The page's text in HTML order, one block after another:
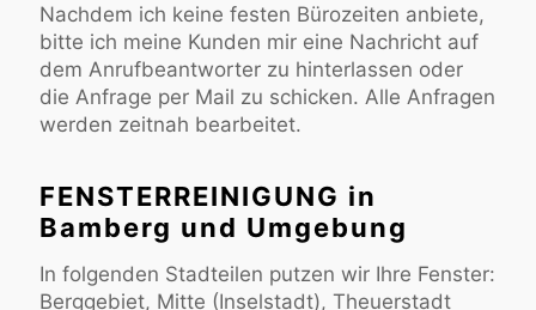
Nachdem ich keine festen Bürozeiten anbiete,
bitte ich meine Kunden mir eine Nachricht auf
dem Anrufbeantworter zu hinterlassen oder
die Anfrage per Mail zu schicken. Alle Anfragen
werden zeitnah bearbeitet.
FENSTERREINIGUNG in
Bamberg und Umgebung
In folgenden Stadteilen putzen wir Ihre Fenster:
Berggebiet, Mitte (Inselstadt), Theuerstadt